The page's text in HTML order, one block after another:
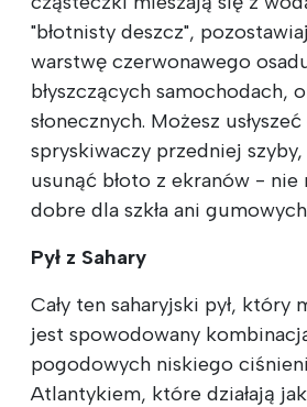
"błotnisty deszcz",
warstwę czerwonawego
błyszczących samochodach,
słonecznych. Możesz
spryskiwaczy przedniej
usunąć błoto z ekranów -
dobre dla szkła ani
Pył z Sahary
Cały ten saharyjski pył, który
jest spowodowany
pogodowych niskiego
Atlantykiem, które działają